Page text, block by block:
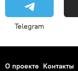
Telegram
О проекте Контакты